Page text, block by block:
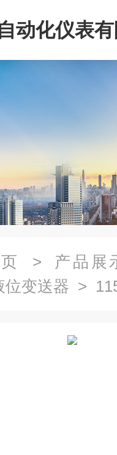
动化仪表
> 产品展
位变送器 >